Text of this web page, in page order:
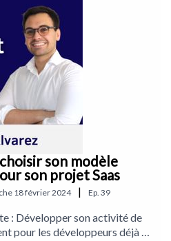
GRDB.swift
gwendal-rou%C3%A9-
:
son modèle
son projet Saas
18 février 2024 | Ep. 39
: Développer son activité de
pour les développeurs déjà à